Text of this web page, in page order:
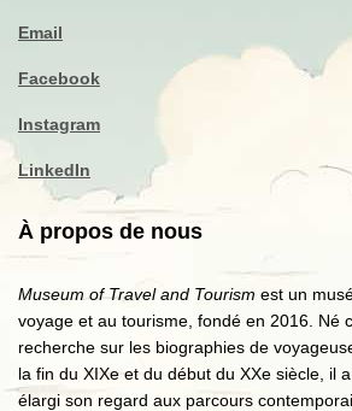
Email
Facebook
Instagram
LinkedIn
À propos de nous
Museum of Travel and Tourism est un
voyage et au tourisme, fondé en 2016. Né
recherche sur les biographies de
la fin du XIXe et du début du XXe siècle, il
élargi son regard aux parcours